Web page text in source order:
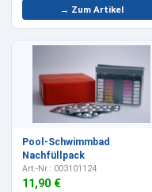
→ Zum Artikel
Pool-Schwimmbad
Nachfüllpack
Art.-Nr.: 003101124
11,90 €